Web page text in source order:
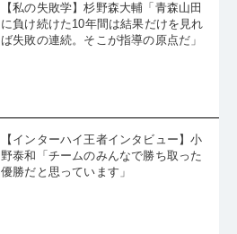
【私の失敗学】杉野森大輔「青森山田
に負け続けた10年間は結果だけを見れ
ば失敗の連続。そこが指導の原点だ」
【インターハイ王者インタビュー】小
野泰和「チームのみんなで勝ち取った
優勝だと思っています」